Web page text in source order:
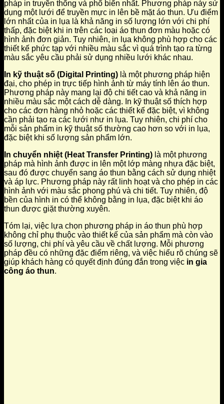
pháp in truyền thống và phổ biến nhất. Phương pháp này sử
dụng một lưới để truyền mực in lên bề mặt áo thun. Ưu điểm
lớn nhất của in lụa là khả năng in số lượng lớn với chi phí
thấp, đặc biệt khi in trên các loại áo thun đơn màu hoặc có
hình ảnh đơn giản. Tuy nhiên, in lụa không phù hợp cho các
thiết kế phức tạp với nhiều màu sắc vì quá trình tạo ra từng
màu sắc yêu cầu phải sử dụng nhiều lưới khác nhau.
In kỹ thuật số (Digital Printing) là một phương pháp hiện
đại, cho phép in trực tiếp hình ảnh từ máy tính lên áo thun.
Phương pháp này mang lại độ chi tiết cao và khả năng in
nhiều màu sắc một cách dễ dàng. In kỹ thuật số thích hợp
cho các đơn hàng nhỏ hoặc các thiết kế đặc biệt, vì không
cần phải tạo ra các lưới như in lụa. Tuy nhiên, chi phí cho
mỗi sản phẩm in kỹ thuật số thường cao hơn so với in lụa,
đặc biệt khi số lượng sản phẩm lớn.
In chuyển nhiệt (Heat Transfer Printing) là một phương
pháp mà hình ảnh được in lên một lớp màng nhựa đặc biệt,
sau đó được chuyển sang áo thun bằng cách sử dụng nhiệt
và áp lực. Phương pháp này rất linh hoạt và cho phép in các
hình ảnh với màu sắc phong phú và chi tiết. Tuy nhiên, độ
bền của hình in có thể không bằng in lụa, đặc biệt khi áo
thun được giặt thường xuyên.
Tóm lại, việc lựa chọn phương pháp in áo thun phù hợp
không chỉ phụ thuộc vào thiết kế của sản phẩm mà còn vào
số lượng, chi phí và yêu cầu về chất lượng. Mỗi phương
pháp đều có những đặc điểm riêng, và việc hiểu rõ chúng sẽ
giúp khách hàng có quyết định đúng đắn trong việc in gia
công áo thun.